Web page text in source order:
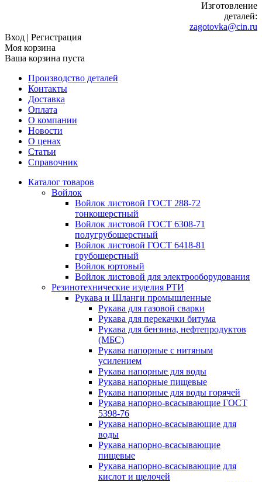
Изготовление
деталей:
zagotovka@cin.ru
Вход | Регистрация
Моя корзина
Ваша корзина пуста
Производство деталей
Контакты
Доставка
Оплата
О компании
Новости
О ценах
Статьи
Справочник
Каталог товаров
Войлок
Войлок листовой ГОСТ 288-72
тонкошерстный
Войлок листовой ГОСТ 6308-71
полугрубошерстный
Войлок листовой ГОСТ 6418-81
грубошерстный
Войлок юртовый
Войлок листовой для электрооборудования
Резинотехнические изделия РТИ
Рукава и Шланги промышленные
Рукава для газовой сварки
Рукава для перекачки битума
Рукава для бензина, нефтепродуктов
(МБС)
Рукава напорные с нитяным
усилением
Рукава напорные для воды
Рукава напорные пищевые
Рукава напорные для воды горячей
Рукава напорно-всасывающие ГОСТ
5398-76
Рукава напорно-всасывающие для
воды
Рукава напорно-всасывающие
пищевые
Рукава напорно-всасывающие для
кислот и щелочей